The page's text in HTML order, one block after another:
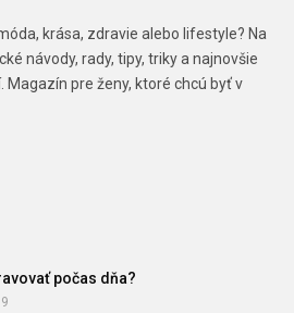
krása, zdravie alebo lifestyle? Na
návody, rady, tipy, triky a najnovšie
pre ženy, ktoré chcú byť v
počas dňa?